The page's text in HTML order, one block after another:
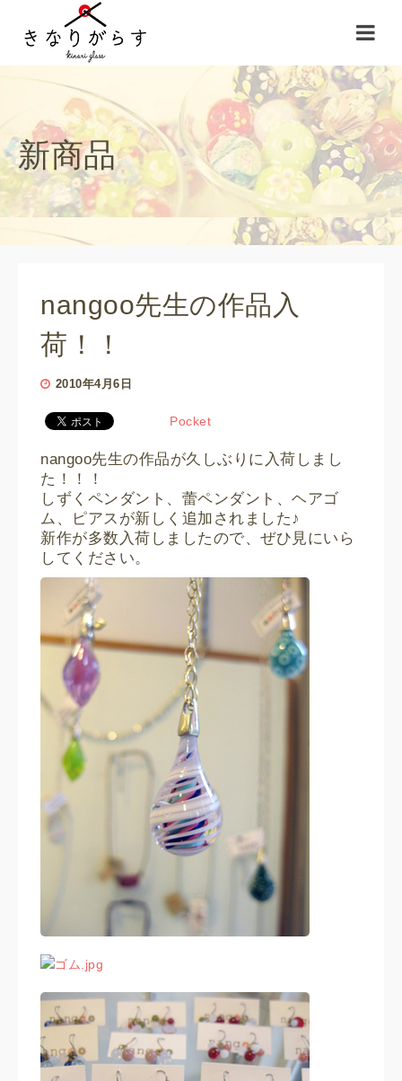
新商品
nangoo先生の作品入
荷！！
2010年4月6日
Pocket
nangoo先生の作品が久しぶりに入荷しまし
た！！！
しずくペンダント、蕾ペンダント、ヘアゴ
ム、ピアスが新しく追加されました♪
新作が多数入荷しましたので、ぜひ見にいら
してください。